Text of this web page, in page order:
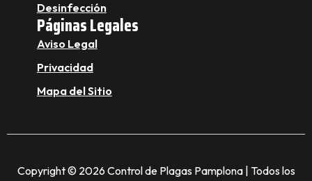
Desinfección
Páginas Legales
Aviso Legal
Privacidad
Mapa del Sitio
Copyright © 2026 Control de Plagas Pamplona | Todos los